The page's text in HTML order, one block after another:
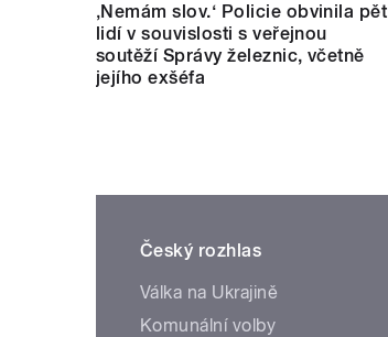
‚Nemám slov.‘ Policie obvinila pět
lidí v souvislosti s veřejnou
soutěží Správy železnic, včetně
jejího exšéfa
Český rozhlas
Válka na Ukrajině
Komunální volby